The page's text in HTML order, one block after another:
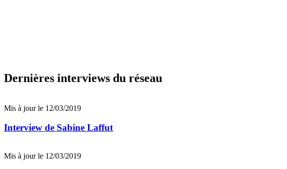
Dernières interviews du réseau
Mis à jour le 12/03/2019
Interview de Sabine Laffut
Mis à jour le 12/03/2019